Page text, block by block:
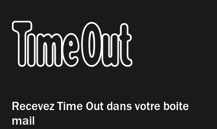
Recevez Time Out dans votre boite
mail